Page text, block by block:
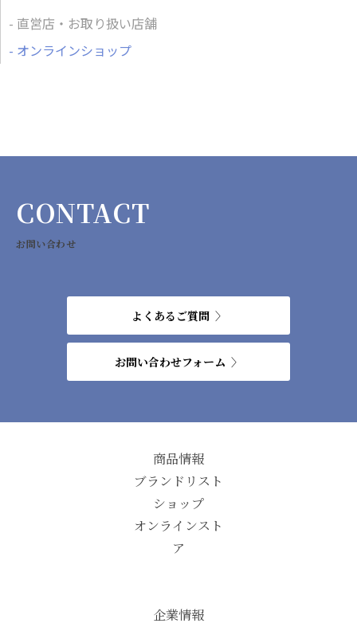
直営店・お取り扱い店舗
オンラインショップ
CONTACT
お問い合わせ
よくあるご質問
お問い合わせフォーム
商品情報
ブランドリスト
ショップ
オンラインスト
ア
企業情報